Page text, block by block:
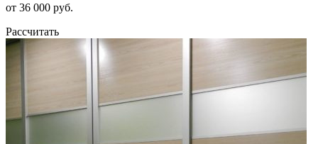
от 36 000 руб.
Рассчитать